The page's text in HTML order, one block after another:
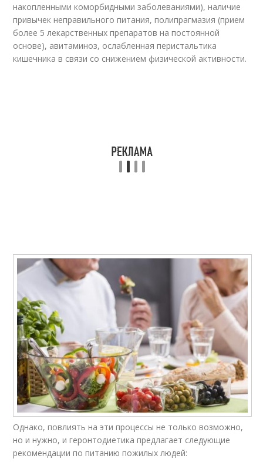
накопленными коморбидными заболеваниями), наличие
привычек неправильного питания, полипрагмазия (прием
более 5 лекарственных препаратов на постоянной
основе), авитаминоз, ослабленная перистальтика
кишечника в связи со снижением физической активности.
Однако, повлиять на эти процессы не только возможно,
но и нужно, и геронтодиетика предлагает следующие
рекомендации по питанию пожилых людей: